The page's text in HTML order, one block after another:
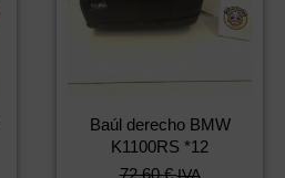
Baúl derecho BMW
K1100RS *12
72,60€